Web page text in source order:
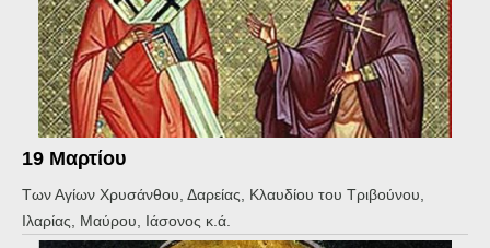
19 Μαρτίου
Των Αγίων Χρυσάνθου, Δαρείας, Κλαυδίου του Τριβούνου,
Ιλαρίας, Μαύρου, Ιάσονος κ.ά.